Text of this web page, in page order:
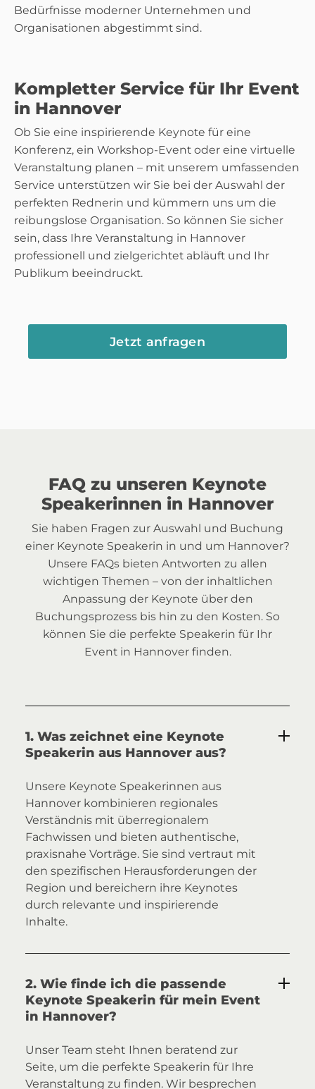
Bedürfnisse moderner Unternehmen und
Organisationen abgestimmt sind.
Kompletter Service für Ihr Event
in Hannover
Ob Sie eine inspirierende Keynote für eine
Konferenz, ein Workshop-Event oder eine virtuelle
Veranstaltung planen – mit unserem umfassenden
Service unterstützen wir Sie bei der Auswahl der
perfekten Rednerin und kümmern uns um die
reibungslose Organisation. So können Sie sicher
sein, dass Ihre Veranstaltung in Hannover
professionell und zielgerichtet abläuft und Ihr
Publikum beeindruckt.
Jetzt anfragen
FAQ zu unseren Keynote
Speakerinnen in Hannover
Sie haben Fragen zur Auswahl und Buchung
einer Keynote Speakerin in und um Hannover?
Unsere FAQs bieten Antworten zu allen
wichtigen Themen – von der inhaltlichen
Anpassung der Keynote über den
Buchungsprozess bis hin zu den Kosten. So
können Sie die perfekte Speakerin für Ihr
Event in Hannover finden.
1. Was zeichnet eine Keynote
Speakerin aus Hannover aus?
Unsere Keynote Speakerinnen aus
Hannover kombinieren regionales
Verständnis mit überregionalem
Fachwissen und bieten authentische,
praxisnahe Vorträge. Sie sind vertraut mit
den spezifischen Herausforderungen der
Region und bereichern ihre Keynotes
durch relevante und inspirierende
Inhalte.
2. Wie finde ich die passende
Keynote Speakerin für mein Event
in Hannover?
Unser Team steht Ihnen beratend zur
Seite, um die perfekte Speakerin für Ihre
Veranstaltung zu finden. Wir besprechen